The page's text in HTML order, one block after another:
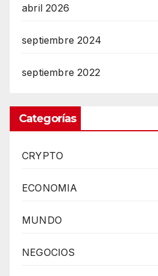
abril 2026
septiembre 2024
septiembre 2022
Categorías
CRYPTO
ECONOMIA
MUNDO
NEGOCIOS